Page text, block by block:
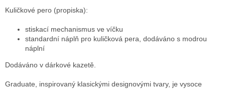
Kuličkové pero (propiska):
stiskací mechanismus ve víčku
standardní náplň pro kuličková pera, dodáváno s modrou
náplní
Dodáváno v dárkové kazetě.
Graduate, inspirovaný klasickými designovými tvary, je vysoce